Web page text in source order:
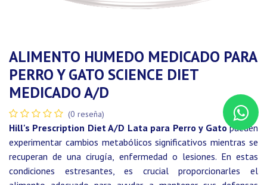
ALIMENTO HUMEDO MEDICADO PARA
PERRO Y GATO SCIENCE DIET
MEDICADO A/D
(0 reseña)
Hill's Prescription Diet A/D Lata para Perro y Gatopueden
experimentar cambios metabólicos significativos mientras se
recuperan de una cirugía, enfermedad o lesiones. En estas
condiciones estresantes, es crucial proporcionarles el